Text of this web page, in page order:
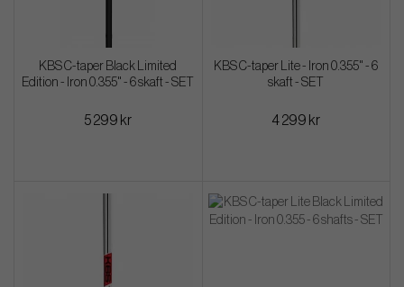
KBS C-taper Black Limited
Edition - Iron 0.355" - 6 skaft - SET
5 299 kr
KBS C-taper Lite - Iron 0.355" - 6
skaft - SET
4 299 kr